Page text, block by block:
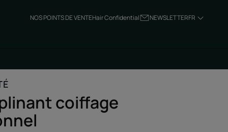
NOS POINTS DE VENTEHair Confidential NEWSLETTERFR
coiffage